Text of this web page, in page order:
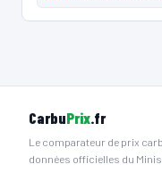
CarbuPrix.fr
Le comparateur de prix
données officielles du